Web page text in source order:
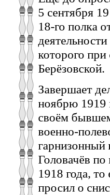
5 сентября
18-го полка
которого
Берёзовской.
Завершает
ноябрю 1919
своём
военно-
гарнизонный
Головачёв по
1918 года,
просил о